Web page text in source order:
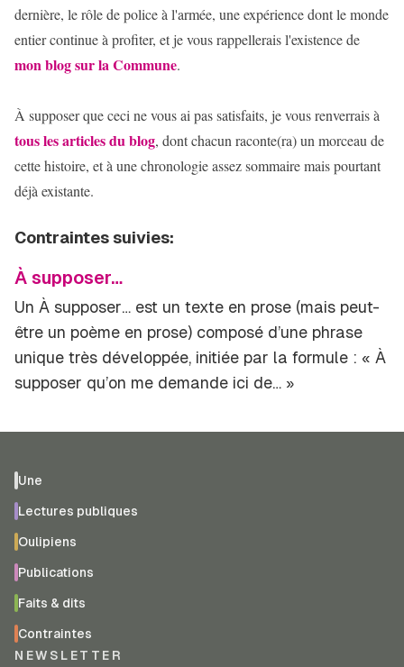
dernière, le rôle de police à l'armée, une expérience dont le monde
entier continue à profiter, et je vous rappellerais l'existence de
mon blog sur la Commune.
À supposer que ceci ne vous ai pas satisfaits, je vous renverrais à
tous les articles du blog, dont chacun raconte(ra) un morceau de
cette histoire, et à une chronologie assez sommaire mais pourtant
déjà existante.
Contraintes suivies:
À supposer…
Un À supposer… est un texte en prose (mais peut-
être un poème en prose) composé d’une phrase
unique très développée, initiée par la formule : « À
supposer qu’on me demande ici de… »
Une
Lectures publiques
Oulipiens
Publications
Faits & dits
Contraintes
NEWSLETTER